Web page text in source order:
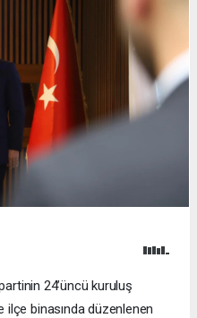
24’üncü kuruluş
ilçe binasında düzenlenen